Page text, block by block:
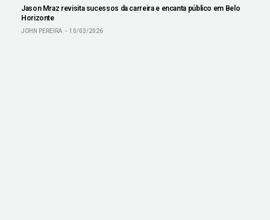
Jason Mraz revisita sucessos da carreira e encanta público em Belo
Horizonte
JOHN PEREIRA 10/03/2026